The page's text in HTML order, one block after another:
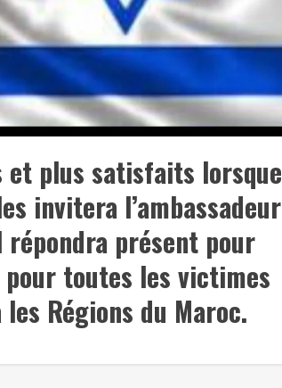
et plus satisfaits lorsque
invitera l’ambassadeur
répondra présent pour
toutes les victimes
Régions du Maroc.